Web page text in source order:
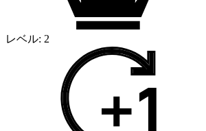
レベル: 2